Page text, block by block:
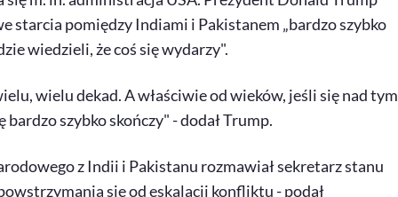
starcia pomiędzy Indiami i Pakistanem „bardzo szybko
wiedzieli, że coś się wydarzy".
wielu dekad. A właściwie od wieków, jeśli się nad tym
szybko skończy" - dodał Trump.
z Indii i Pakistanu rozmawiał sekretarz stanu
się od eskalacji konfliktu - podał